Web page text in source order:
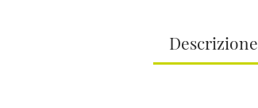
Descrizione